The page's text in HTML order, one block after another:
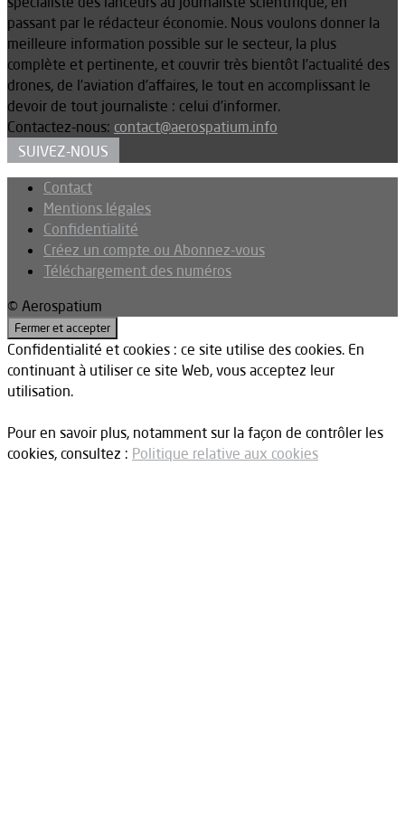
passant par le rédacteur économie. Nous voulons donner la
meilleure information possible sur le secteur, la plus
complète et pertinente, et couvrir très bientôt l’actualité des
drones, de l’aviation d’affaires, le tout en accomplissant le
devoir de tout journaliste : celui d’informer.
Contactez-nous: contact@aerospatium.info
SUIVEZ-NOUS
Contact
Mentions légales
Confidentialité
Créez un compte ou Abonnez-vous
Téléchargement des numéros
© Aerospatium
Confidentialité et cookies : ce site utilise des cookies. En
continuant à utiliser ce site Web, vous acceptez leur
utilisation.
Pour en savoir plus, notamment sur la façon de contrôler les
cookies, consultez : Politique relative aux cookies